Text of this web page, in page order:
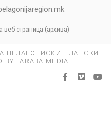
веб страница (архива)
ПЕЛАГОНИСКИ ПЛАНСКИ
TARABA MEDIA